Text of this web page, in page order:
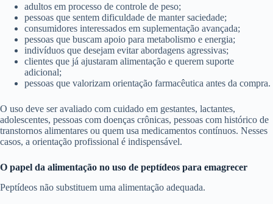
adultos em processo de controle de peso;
pessoas que sentem dificuldade de manter saciedade;
consumidores interessados em suplementação avançada;
pessoas que buscam apoio para metabolismo e energia;
indivíduos que desejam evitar abordagens agressivas;
clientes que já ajustaram alimentação e querem suporte
adicional;
pessoas que valorizam orientação farmacêutica antes da compra.
O uso deve ser avaliado com cuidado em gestantes, lactantes,
adolescentes, pessoas com doenças crônicas, pessoas com histórico de
transtornos alimentares ou quem usa medicamentos contínuos. Nesses
casos, a orientação profissional é indispensável.
O papel da alimentação no uso de peptídeos para emagrecer
Peptídeos não substituem uma alimentação adequada.